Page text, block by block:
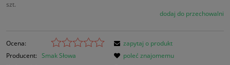
szt.
dodaj do przechowalni
Ocena:
Producent: Smak Słowa
zapytaj o produkt
poleć znajomemu